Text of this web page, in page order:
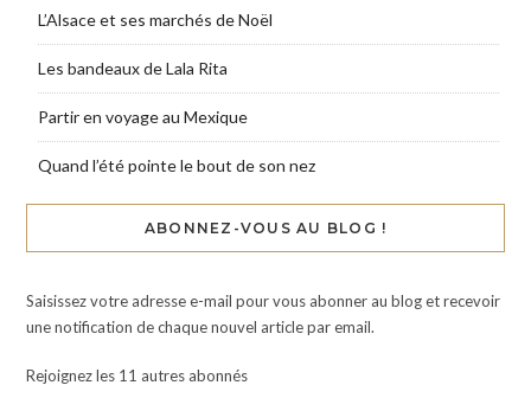
L’Alsace et ses marchés de Noël
Les bandeaux de Lala Rita
Partir en voyage au Mexique
Quand l’été pointe le bout de son nez
ABONNEZ-VOUS AU BLOG !
Saisissez votre adresse e-mail pour vous abonner au blog et recevoir
une notification de chaque nouvel article par email.
Rejoignez les 11 autres abonnés